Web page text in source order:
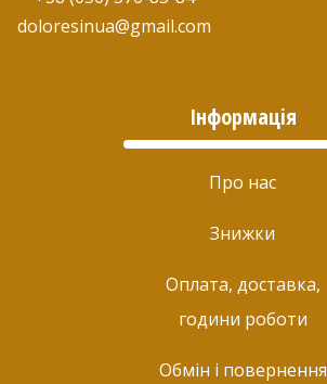
doloresinua@gmail.com
Інформація
Про нас
Знижки
Оплата, доставка,
години роботи
Обмін і повернення